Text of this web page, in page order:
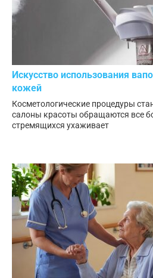
Искусство использования
кожей
Косметологические процедуры
салоны красоты обращаются все
стремящихся ухаживает